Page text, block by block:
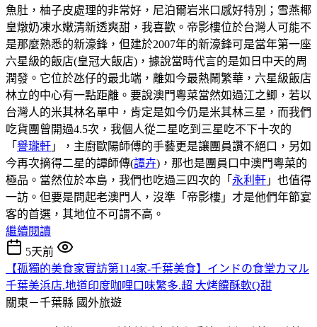
魚肚，柚子皮處理的非常好，尼泊爾岩米口感好特別；雪燕椰
皇燉奶凍水嫩清新透爽甜，我喜歡。帝影樓位於台灣人可能不
是那麼熟悉的新濠鋒，但建於2007年的新濠鋒可是當年第一座
六星級的飯店(皇冠大飯店)，據說當時代言的是如日中天的周
潤發。它位於氹仔的最北端，離如今最熱鬧繁華，六星級飯店
林立的中心有一點距離。要說澳門粵菜當然如過江之鯽，若以
台灣人的米其林名單中，肯定是如今仍是米其林三星，而我們
吃貨團曾開過4.5次，我個人從二星吃到三星吃不下十次的
「 譽瓏軒 」，主廚歐陽師傅的手藝更是讓團員讚不絕口，另如
今再次摘得二星的譚師傳(譚卉)，那也是團員口中澳門粵菜的
極品。當然位於本島，我們也吃過三四次的「 永利軒 」也值得
一訪。但要是問起老澳門人，沒準「帝影樓」才是他們年節宴
客的首選，其地位不可謂不高。
繼續閱讀
5天前
【孤獨的美食家實訪第114家-千葉美食】インドの食堂カマル
千葉美浜店.地道印度咖哩口味繁多.超 大烤饢酥軟Q甜
關東－千葉縣 國外旅遊